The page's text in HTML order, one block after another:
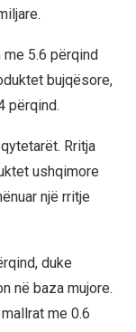
5.6 përqind
bujqësore,
përqind.
Rritja
ushqimore
një rritje
duke
në baza mujore.
me 0.6